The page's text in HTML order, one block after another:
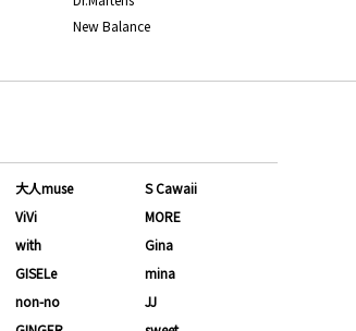
New Balance
大人muse
S Cawaii
ViVi
MORE
with
Gina
GISELe
mina
non-no
JJ